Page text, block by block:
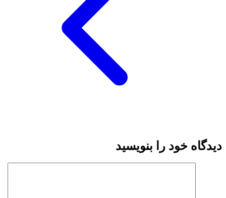
دیدگاه خود را بنویسید